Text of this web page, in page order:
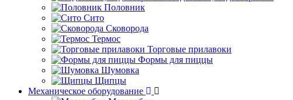
Половник
Сито
Сковорода
Термос
Торговые прилавоки
Формы для пиццы
Шумовка
Щипцы
Механическое оборудование